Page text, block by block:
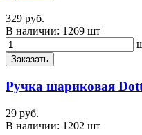
329 руб.
В наличии: 1269 шт
Заказать
Ручка шариковая
29 руб.
В наличии: 1202 шт